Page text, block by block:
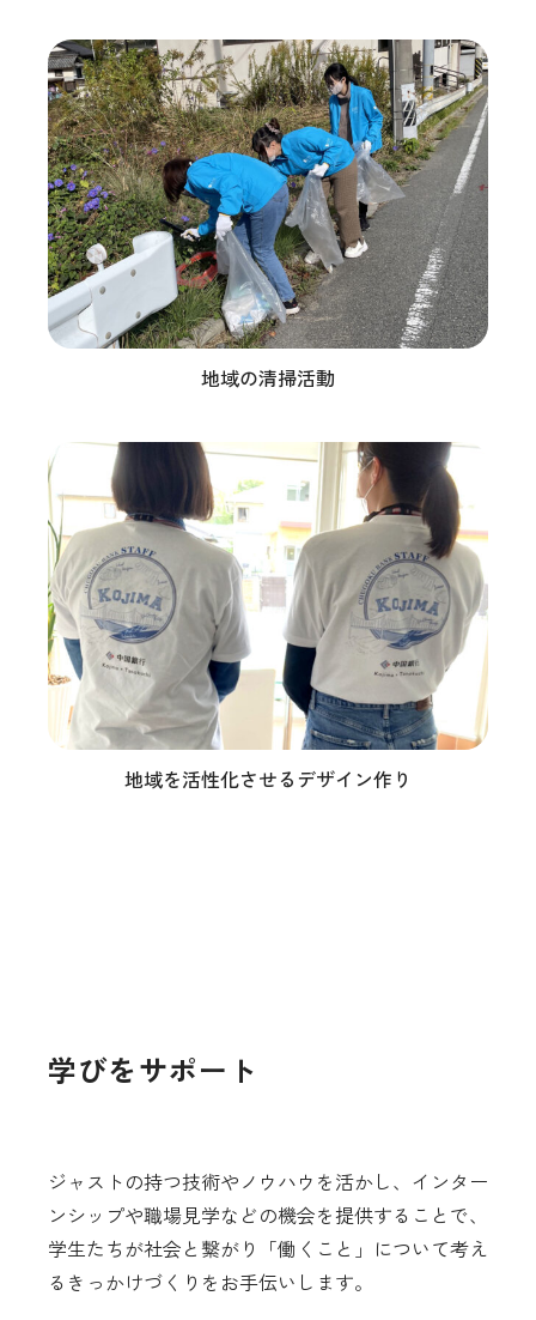
地域の清掃活動
地域を活性化させるデザイン作り
学びをサポート
ジャストの持つ技術やノウハウを活かし、インター
ンシップや職場見学などの機会を提供することで、
学生たちが社会と繋がり「働くこと」について考え
るきっかけづくりをお手伝いします。